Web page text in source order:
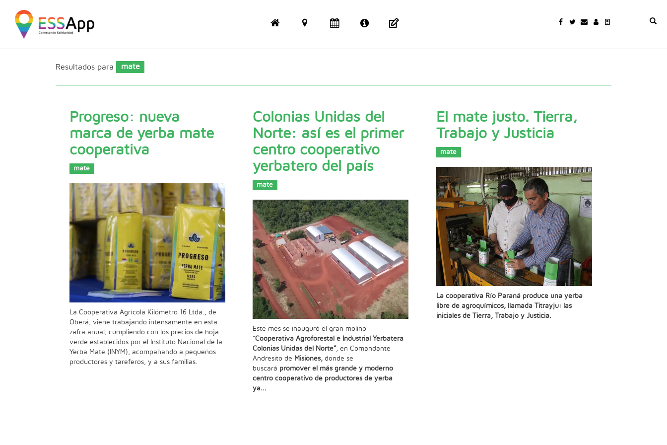
Resultados para mate
Progreso: nueva
marca de yerba mate
cooperativa
mate
La Cooperativa Agrícola Kilómetro 16 Ltda., de
Oberá, viene trabajando intensamente en esta
zafra anual, cumpliendo con los precios de hoja
verde establecidos por el Instituto Nacional de la
Yerba Mate (INYM), acompañando a pequeños
productores y tareferos, y a sus familias.
Colonias Unidas del
Norte: así es el primer
centro cooperativo
yerbatero del país
mate
Este mes se inauguró el gran molino
“Cooperativa Agroforestal e Industrial Yerbatera
Colonias Unidas del Norte”, en Comandante
Andresito de Misiones,donde se
buscará promover el más grande y moderno
centro cooperativo de productores de yerba
ya...
El mate justo. Tierra,
Trabajo y Justicia
mate
La cooperativa Río Paraná produce una yerba
libre de agroquímicos, llamada Titrayju: las
iniciales de Tierra, Trabajo y Justicia.